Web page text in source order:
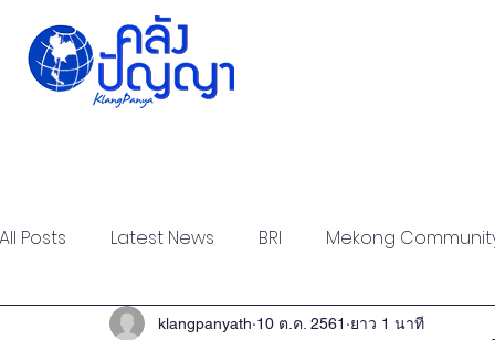
All Posts Latest News BRI Mekong
Strategic Forum Think Tank Forum
klangpanyath 10 ต.ค. 2561 ยาว 1 นาที